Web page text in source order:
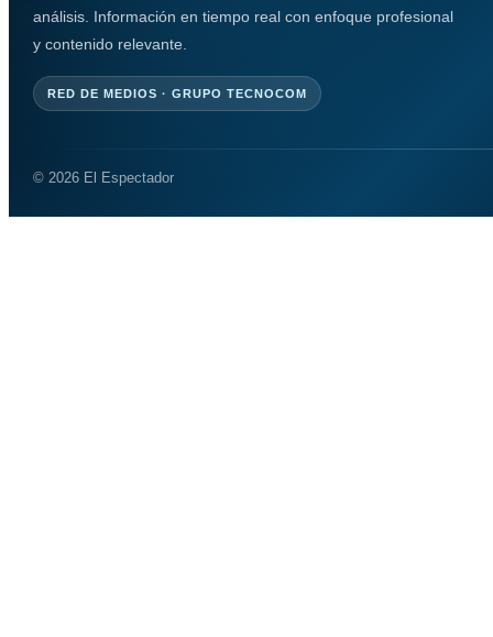
análisis. Información en tiempo real con enfoque profesional
y contenido relevante.
RED DE MEDIOS · GRUPO TECNOCOM
© 2026 El Espectador